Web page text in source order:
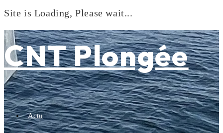
Site is Loading, Please wait...
to
content
CNT Plongée
Actu